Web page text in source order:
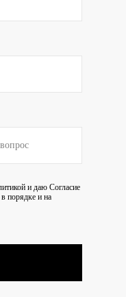
и даю Согласие
порядке и на